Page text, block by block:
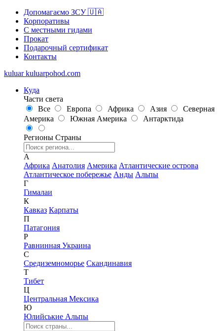
Допомагаємо ЗСУ 🇺🇦
Корпоративы
С местными гидами
Прокат
Подарочный сертификат
Контакты
kuluar kuluarpohod.com
Куда
Части света
Все
Европа Африка Азия
Северная
Америка
Южная Америка Антарктида
Регионы Страны
А
Африка Анатолия Америка Атлантические острова
Атлантическое побережье Анды Альпы
Г
Гималаи
К
Кавказ Карпаты
П
Патагония
Р
Равнинная Украина
С
Средиземноморье Скандинавия
Т
Тибет
Ц
Центральная Мексика
Ю
Юлийськие Альпы